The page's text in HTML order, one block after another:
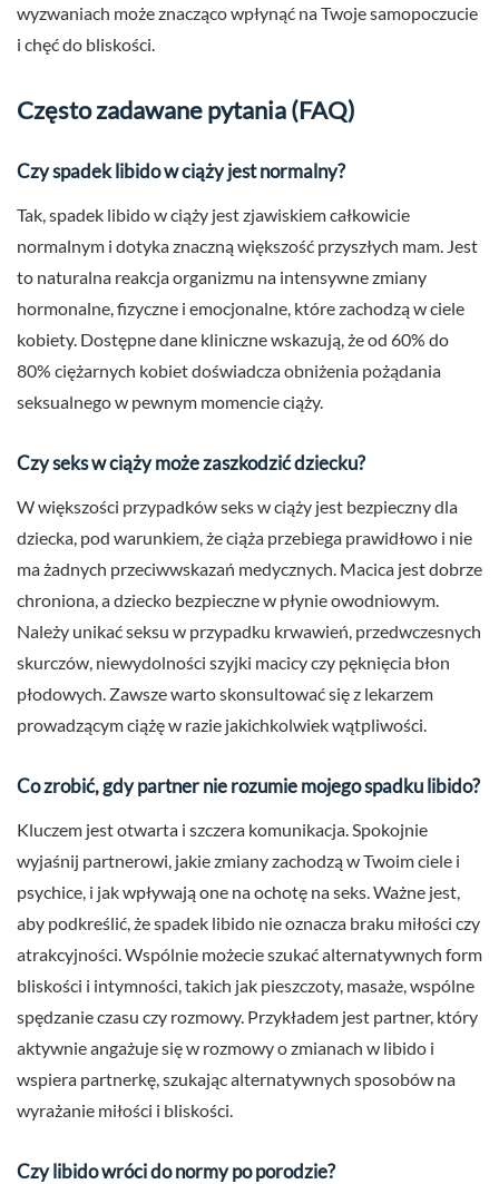
wyzwaniach może znacząco wpłynąć na Twoje samopoczucie
i chęć do bliskości.
Często zadawane pytania (FAQ)
Czy spadek libido w ciąży jest normalny?
Tak, spadek libido w ciąży jest zjawiskiem całkowicie
normalnym i dotyka znaczną większość przyszłych mam. Jest
to naturalna reakcja organizmu na intensywne zmiany
hormonalne, fizyczne i emocjonalne, które zachodzą w ciele
kobiety. Dostępne dane kliniczne wskazują, że od 60% do
80% ciężarnych kobiet doświadcza obniżenia pożądania
seksualnego w pewnym momencie ciąży.
Czy seks w ciąży może zaszkodzić dziecku?
W większości przypadków seks w ciąży jest bezpieczny dla
dziecka, pod warunkiem, że ciąża przebiega prawidłowo i nie
ma żadnych przeciwwskazań medycznych. Macica jest dobrze
chroniona, a dziecko bezpieczne w płynie owodniowym.
Należy unikać seksu w przypadku krwawień, przedwczesnych
skurczów, niewydolności szyjki macicy czy pęknięcia błon
płodowych. Zawsze warto skonsultować się z lekarzem
prowadzącym ciążę w razie jakichkolwiek wątpliwości.
Co zrobić, gdy partner nie rozumie mojego spadku libido?
Kluczem jest otwarta i szczera komunikacja. Spokojnie
wyjaśnij partnerowi, jakie zmiany zachodzą w Twoim ciele i
psychice, i jak wpływają one na ochotę na seks. Ważne jest,
aby podkreślić, że spadek libido nie oznacza braku miłości czy
atrakcyjności. Wspólnie możecie szukać alternatywnych form
bliskości i intymności, takich jak pieszczoty, masaże, wspólne
spędzanie czasu czy rozmowy. Przykładem jest partner, który
aktywnie angażuje się w rozmowy o zmianach w libido i
wspiera partnerkę, szukając alternatywnych sposobów na
wyrażanie miłości i bliskości.
Czy libido wróci do normy po porodzie?